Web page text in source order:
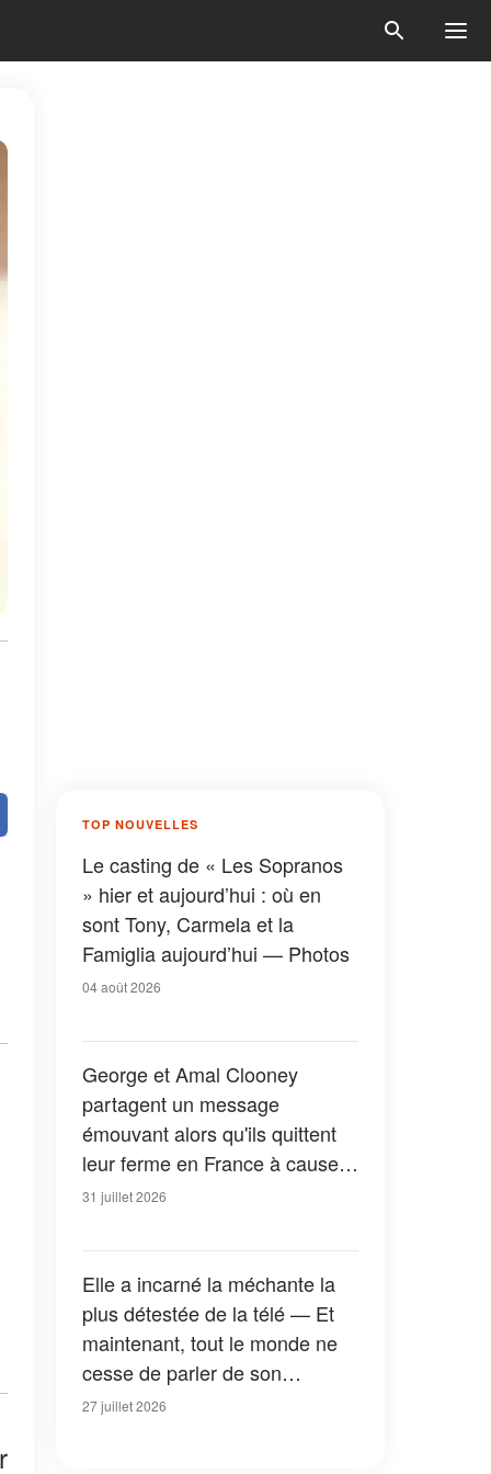
TOP NOUVELLES
Le casting de « Les Sopranos
» hier et aujourd’hui : où en
sont Tony, Carmela et la
Famiglia aujourd’hui — Photos
04 août 2026
George et Amal Clooney
partagent un message
émouvant alors qu'ils quittent
leur ferme en France à cause
des feux de forêt — Tous les
31 juillet 2026
Elle a incarné la méchante la
plus détestée de la télé — Et
maintenant, tout le monde ne
cesse de parler de son
apparition dans la nouvelle
27 juillet 2026